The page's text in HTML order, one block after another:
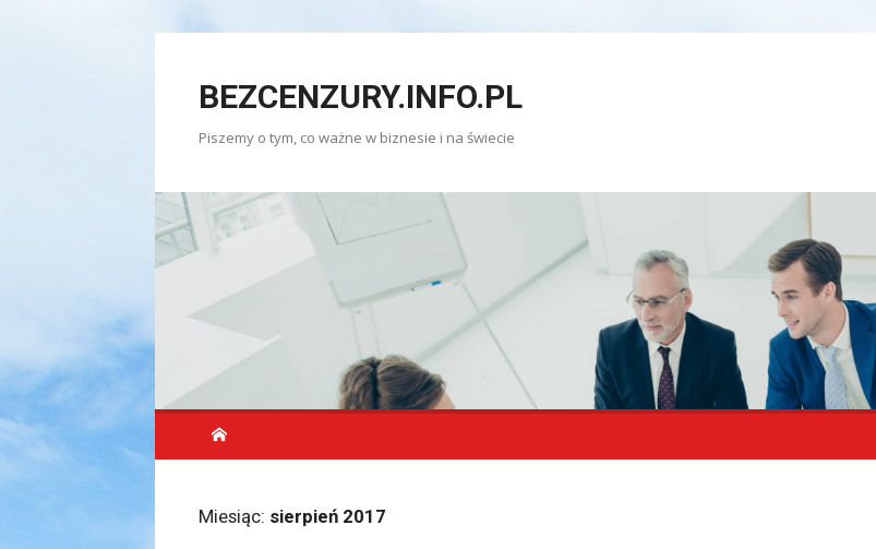
BEZCENZURY.INFO.PL
Piszemy o tym, co ważne w biznesie i na świecie
Miesiąc: sierpień 2017